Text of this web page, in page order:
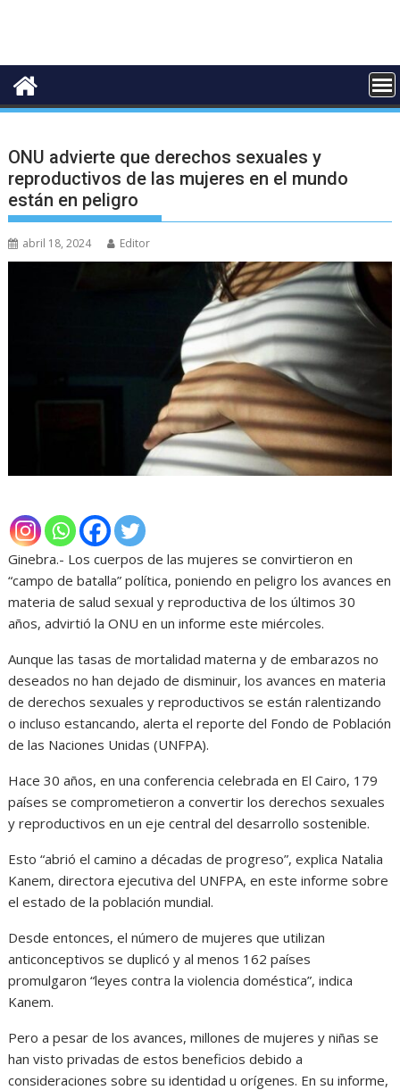
ONU advierte que derechos sexuales y
reproductivos de las mujeres en el mundo
están en peligro
abril 18, 2024 Editor
Ginebra.- Los cuerpos de las mujeres se convirtieron en
“campo de batalla” política, poniendo en peligro los avances en
materia de salud sexual y reproductiva de los últimos 30
años, advirtió la ONU en un informe este miércoles.
Aunque las tasas de mortalidad materna y de embarazos no
deseados no han dejado de disminuir, los avances en materia
de derechos sexuales y reproductivos se están ralentizando
o incluso estancando, alerta el reporte del Fondo de Población
de las Naciones Unidas (UNFPA).
Hace 30 años, en una conferencia celebrada en El Cairo, 179
países se comprometieron a convertir los derechos sexuales
y reproductivos en un eje central del desarrollo sostenible.
Esto “abrió el camino a décadas de progreso”, explica Natalia
Kanem, directora ejecutiva del UNFPA, en este informe sobre
el estado de la población mundial.
Desde entonces, el número de mujeres que utilizan
anticonceptivos se duplicó y al menos 162 países
promulgaron “leyes contra la violencia doméstica”, indica
Kanem.
Pero a pesar de los avances, millones de mujeres y niñas se
han visto privadas de estos beneficios debido a
consideraciones sobre su identidad u orígenes. En su informe,